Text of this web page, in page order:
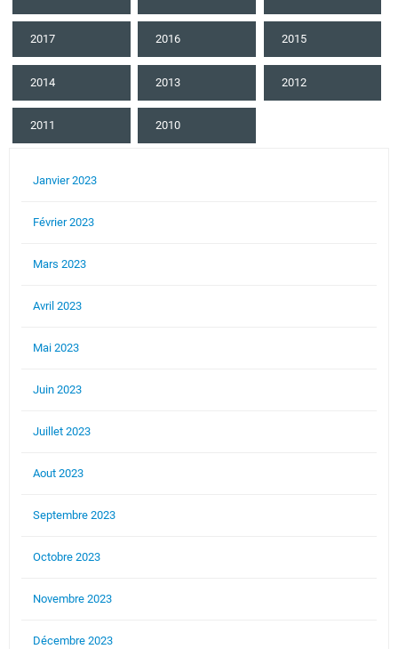
2017 2016 2015
2014 2013 2012
2011 2010
Janvier 2023
Février 2023
Mars 2023
Avril 2023
Mai 2023
Juin 2023
Juillet 2023
Aout 2023
Septembre 2023
Octobre 2023
Novembre 2023
Décembre 2023